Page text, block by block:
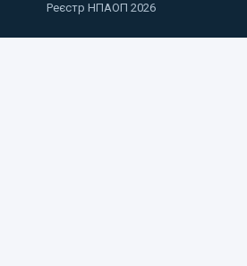
Реєстр НПАОП 2026